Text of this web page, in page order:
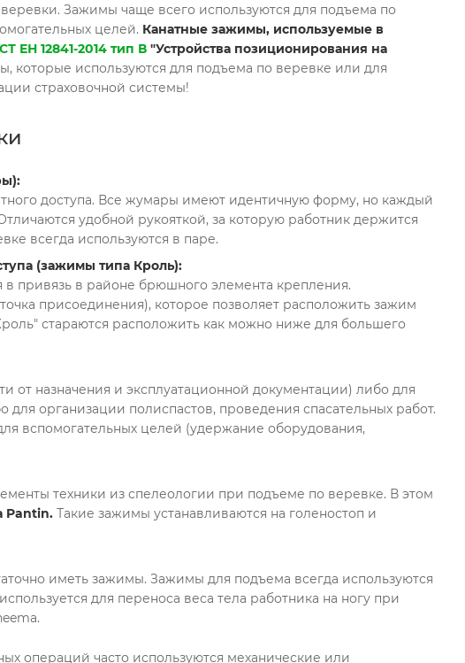
Зажимы чаще всего используются для подъема по
целей. Канатные зажимы, используемые в
ЕН 12841-2014 тип В "Устройства позиционирования на
которые используются для подъема по веревке или для
страховочной системы!
доступа. Все жумары имеют идентичную форму, но каждый
удобной рукояткой, за которую работник держится
всегда используются в паре.
(зажимы типа Кроль):
привязь в районе брюшного элемента крепления.
присоединения), которое позволяет расположить зажим
стараются расположить как можно ниже для большего
от назначения и эксплуатационной документации) либо для
для организации полиспастов, проведения спасательных работ.
вспомогательных целей (удержание оборудования,
техники из спелеологии при подъеме по веревке. В этом
Pantin. Такие зажимы устанавливаются на голеностоп и
иметь зажимы. Зажимы для подъема всегда используются
для переноса веса тела работника на ногу при
операций часто используются механические или